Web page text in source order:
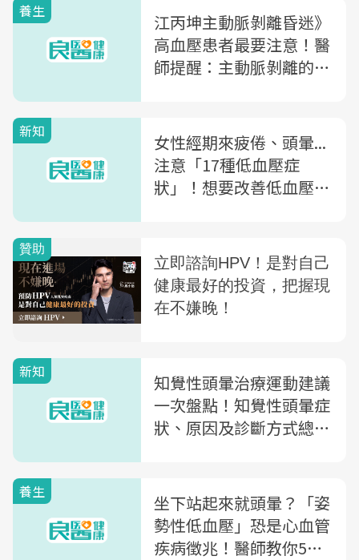
養生
江丙坤主動脈剝離昏迷》
高血壓患者最要注意！醫
師提醒：主動脈剝離的7
新知
女性經期來疲倦、頭暈...
注意「17種低血壓症
狀」！想要改善低血壓，
新知
知覺性頭暈治療運動建議
一次盤點！知覺性頭暈症
狀、原因及診斷方式總整
養生
坐下站起來就頭暈？「姿
勢性低血壓」恐是心血管
疾病徵兆！醫師教你5招